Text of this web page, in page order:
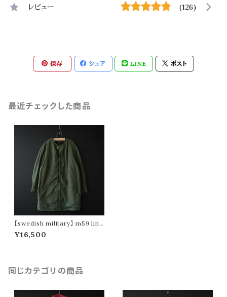
レビュー (126)
保存 シェア LINE ポスト
最近チェックした商品
【swedish military】 m59 line
r coat (dead stock)
¥16,500
同じカテゴリの商品